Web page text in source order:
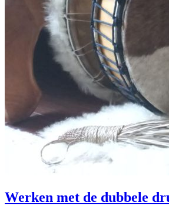
Werken met de dubbele